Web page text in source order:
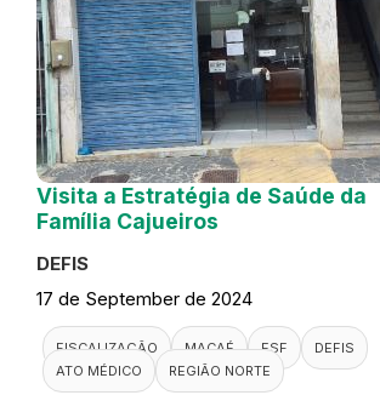
Visita a Estratégia de Saúde da
Família Cajueiros
DEFIS
17 de September de 2024
FISCALIZAÇÃO MACAÉ ESF
DEFIS
ATO MÉDICO
REGIÃO NORTE